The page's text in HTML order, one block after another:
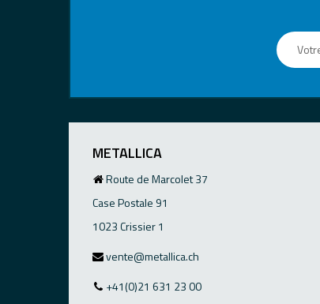
METALLICA
Route de Marcolet 37
Case Postale 91
1023 Crissier 1
vente@metallica.ch
+41(0)21 631 23 00